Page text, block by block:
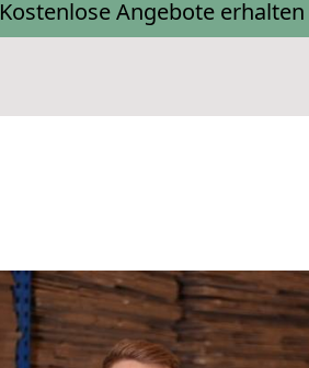
Kostenlose Angebote erhalten